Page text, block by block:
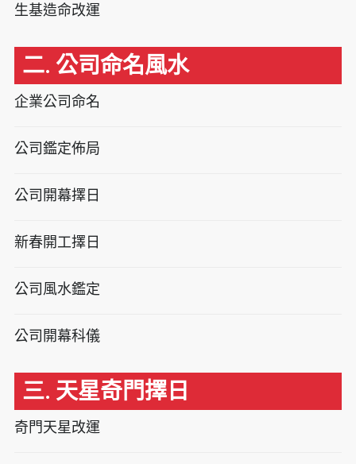
生基造命改運
二. 公司命名風水
企業公司命名
公司鑑定佈局
公司開幕擇日
新春開工擇日
公司風水鑑定
公司開幕科儀
三. 天星奇門擇日
奇門天星改運